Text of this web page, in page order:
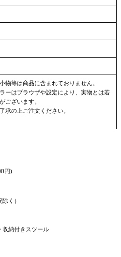
物等は商品に含まれておりません。
ーはブラウザや設定により、実物とは若
ございます。
承の上ご注文ください。
円)
く）
収納付きスツール